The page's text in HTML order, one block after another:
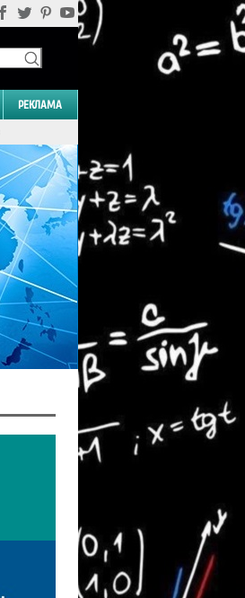
РЕКЛАМА